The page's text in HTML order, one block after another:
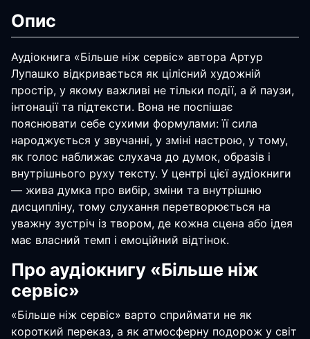
Опис
Аудіокнига «Більше ніж сервіс» автора Артур
Лупашко відкривається як цілісний художній
простір, у якому важливі не тільки події, а й паузи,
інтонації та підтексти. Вона не поспішає
пояснювати себе сухими формулами: її сила
народжується у звучанні, у зміні настрою, у тому,
як голос наближає слухача до думок, образів і
внутрішнього руху тексту. У центрі цієї аудіокниги
— жива думка про вибір, зміни та внутрішню
дисципліну, тому слухання перетворюється на
уважну зустріч із твором, де кожна сцена або ідея
має власний темп і емоційний відтінок.
Про аудіокнигу «Більше ніж
сервіс»
«Більше ніж сервіс» варто сприймати не як
короткий переказ, а як атмосферну подорож у світ